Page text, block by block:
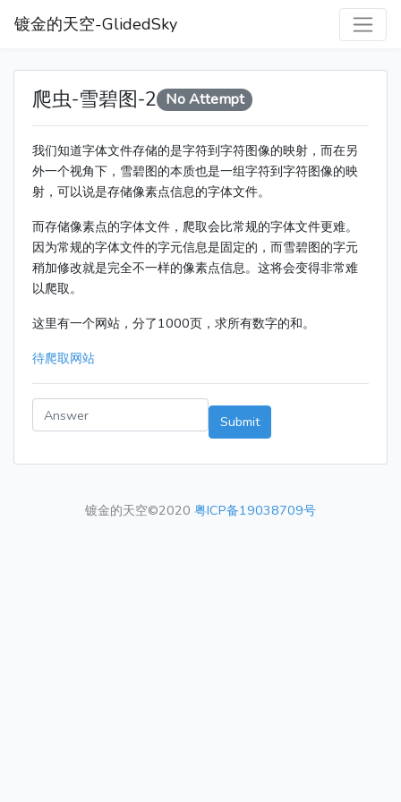
镀金的天空-GlidedSky
爬虫-雪碧图-2 No Attempt
我们知道字体文件存储的是字符到字符图像的映射，而在另
外一个视角下，雪碧图的本质也是一组字符到字符图像的映
射，可以说是存储像素点信息的字体文件。
而存储像素点的字体文件，爬取会比常规的字体文件更难。
因为常规的字体文件的字元信息是固定的，而雪碧图的字元
稍加修改就是完全不一样的像素点信息。这将会变得非常难
以爬取。
这里有一个网站，分了1000页，求所有数字的和。
待爬取网站
Submit
镀金的天空©2020 粤ICP备19038709号